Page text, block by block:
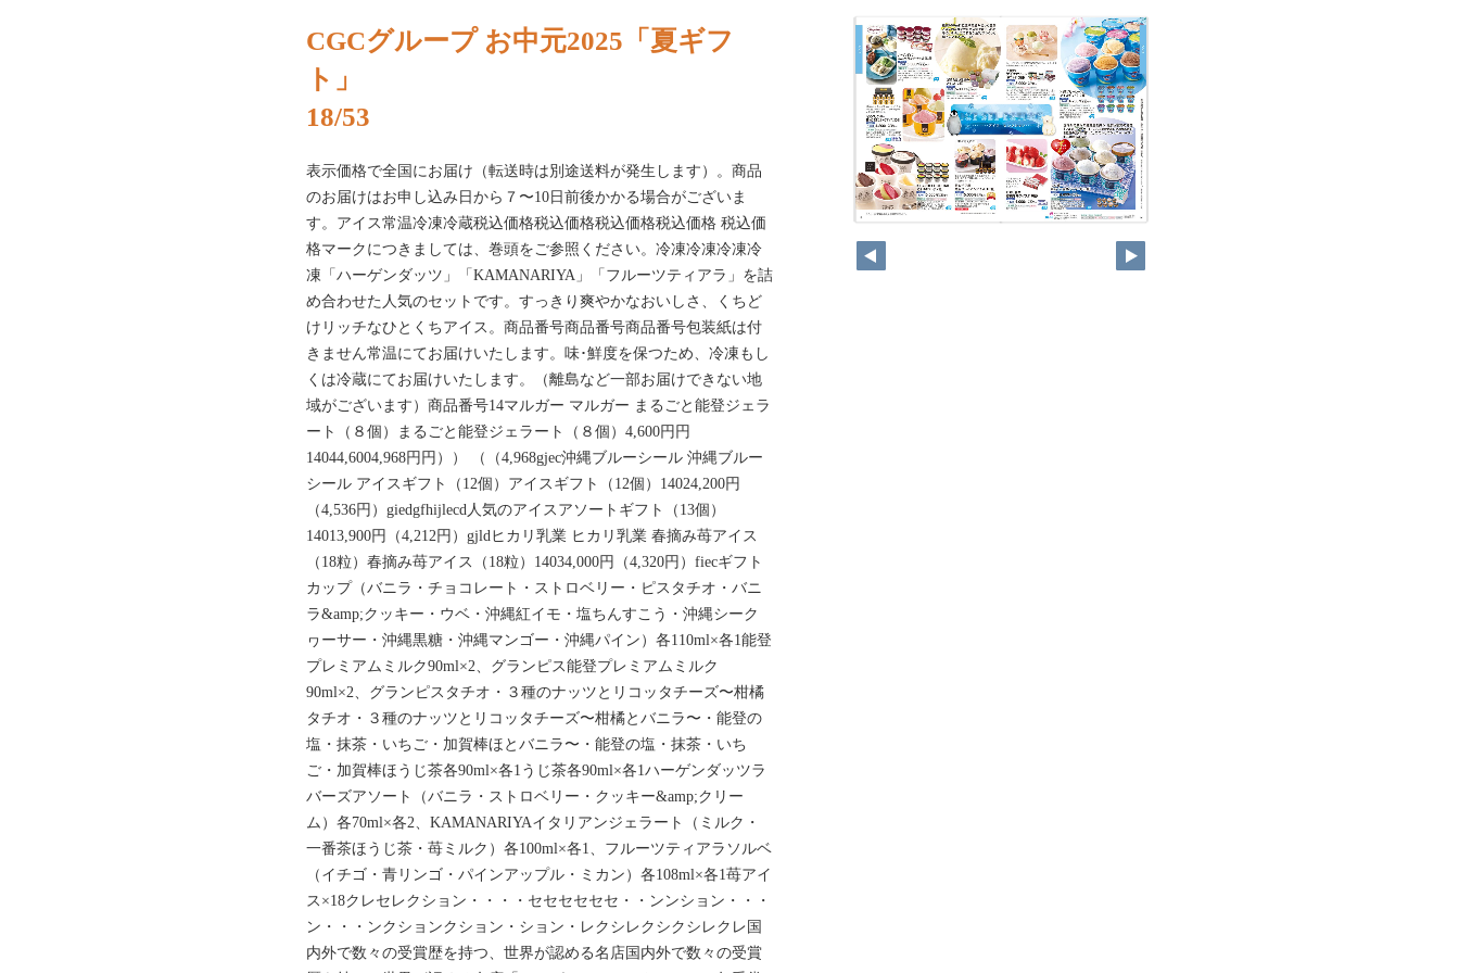
CGCグループ お中元2025「夏ギフ
ト」
18/53
表示価格で全国にお届け（転送時は別途送料が発生します）。商品
のお届けはお申し込み日から７〜10日前後かかる場合がございま
す。アイス常温冷凍冷蔵税込価格税込価格税込価格税込価格 税込価
格マークにつきましては、巻頭をご参照ください。冷凍冷凍冷凍冷
凍「ハーゲンダッツ」「KAMANARIYA」「フルーツティアラ」を詰
め合わせた人気のセットです。すっきり爽やかなおいしさ、くちど
けリッチなひとくちアイス。商品番号商品番号商品番号包装紙は付
きません常温にてお届けいたします。味･鮮度を保つため、冷凍もし
くは冷蔵にてお届けいたします。（離島など一部お届けできない地
域がございます）商品番号14マルガー マルガー まるごと能登ジェラ
ート（８個）まるごと能登ジェラート（８個）4,600円円
14044,6004,968円円）） （（4,968gjec沖縄ブルーシール 沖縄ブルー
シール アイスギフト（12個）アイスギフト（12個）14024,200円
（4,536円）giedgfhijlecd人気のアイスアソートギフト（13個）
14013,900円（4,212円）gjldヒカリ乳業 ヒカリ乳業 春摘み苺アイス
（18粒）春摘み苺アイス（18粒）14034,000円（4,320円）fiecギフト
カップ（バニラ・チョコレート・ストロベリー・ピスタチオ・バニ
ラ&amp;クッキー・ウベ・沖縄紅イモ・塩ちんすこう・沖縄シーク
ヮーサー・沖縄黒糖・沖縄マンゴー・沖縄パイン）各110ml×各1能登
プレミアムミルク90ml×2、グランピス能登プレミアムミルク
90ml×2、グランピスタチオ・３種のナッツとリコッタチーズ〜柑橘
タチオ・３種のナッツとリコッタチーズ〜柑橘とバニラ〜・能登の
塩・抹茶・いちご・加賀棒ほとバニラ〜・能登の塩・抹茶・いち
ご・加賀棒ほうじ茶各90ml×各1うじ茶各90ml×各1ハーゲンダッツラ
バーズアソート（バニラ・ストロベリー・クッキー&amp;クリー
ム）各70ml×各2、KAMANARIYAイタリアンジェラート（ミルク・
一番茶ほうじ茶・苺ミルク）各100ml×各1、フルーツティアラソルベ
（イチゴ・青リンゴ・パインアップル・ミカン）各108ml×各1苺アイ
ス×18クレセレクション・・・・セセセセセセ・・ンンション・・・
ン・・・ンクションクション・ション・レクシレクシクシレクレ国
内外で数々の受賞歴を持つ、世界が認める名店国内外で数々の受賞